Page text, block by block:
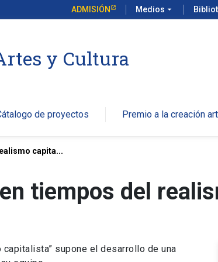
ADMISIÓN Medios arrow_drop_down
y Cultura
de proyectos Premio a la creación
capita...
tiempos del
supone el desarrollo de una